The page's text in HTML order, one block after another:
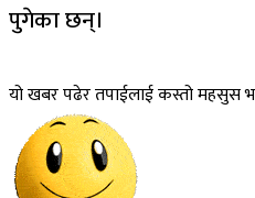
पुगेका छन्।
यो खबर पढेर तपाईलाई कस्तो महसुस